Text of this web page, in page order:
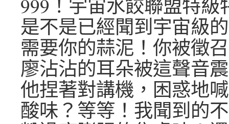
999！宇宙水餃聯盟特級
是不是已經聞到宇宙級
需要你的蒜泥！你被徵
廖沾沾的耳朵被這聲音
他捏著對講機，困惑地
酸味？等等！我聞到的